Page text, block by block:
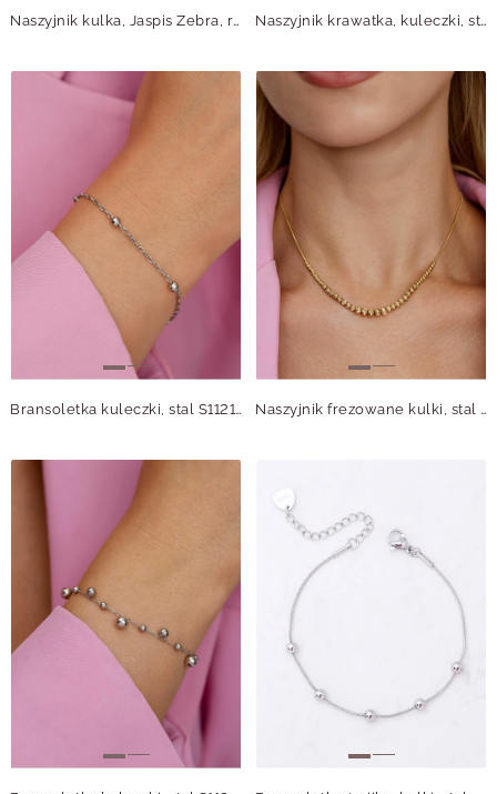
Naszyjnik kulka, Jaspis Zebra, różowy, stal pozłacana S310669Z00 Naszyjnik krawatka, kuleczki, stal S314468S00
Bransoletka kuleczki, stal S112116S00 Naszyjnik frezowane kulki, stal pozłacana S313136Z00